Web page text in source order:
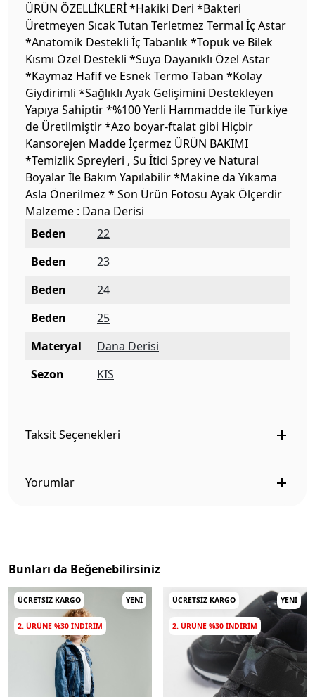
ÜRÜN ÖZELLİKLERİ *Hakiki Deri *Bakteri
Üretmeyen Sıcak Tutan Terletmez Termal İç Astar
*Anatomik Destekli İç Tabanlık *Topuk ve Bilek
Kısmı Özel Destekli *Suya Dayanıklı Özel Astar
*Kaymaz Hafif ve Esnek Termo Taban *Kolay
Giydirimli *Sağlıklı Ayak Gelişimini Destekleyen
Yapıya Sahiptir *%100 Yerli Hammadde ile Türkiye
de Üretilmiştir *Azo boyar-ftalat gibi Hiçbir
Kansorejen Madde İçermez ÜRÜN BAKIMI
*Temizlik Spreyleri , Su İtici Sprey ve Natural
Boyalar İle Bakım Yapılabilir *Makine da Yıkama
Asla Önerilmez * Son Ürün Fotosu Ayak Ölçerdir
Malzeme : Dana Derisi
Beden
22
Beden
23
Beden
24
Beden
25
Materyal
Dana Derisi
Sezon
KIS
Taksit Seçenekleri
Yorumlar
Bunları da Beğenebilirsiniz
ÜCRETSIZ KARGO YENI
2. ÜRÜNE %30 INDIRIM
ÜCRETSIZ KARGO YENI
2. ÜRÜNE %30 INDIRIM